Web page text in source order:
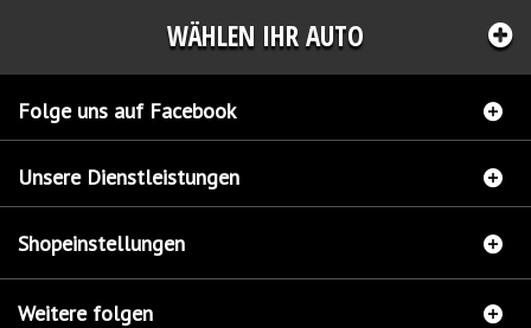
WÄHLEN IHR AUTO
Folge uns auf Facebook
Unsere Dienstleistungen
Shopeinstellungen
Weitere folgen